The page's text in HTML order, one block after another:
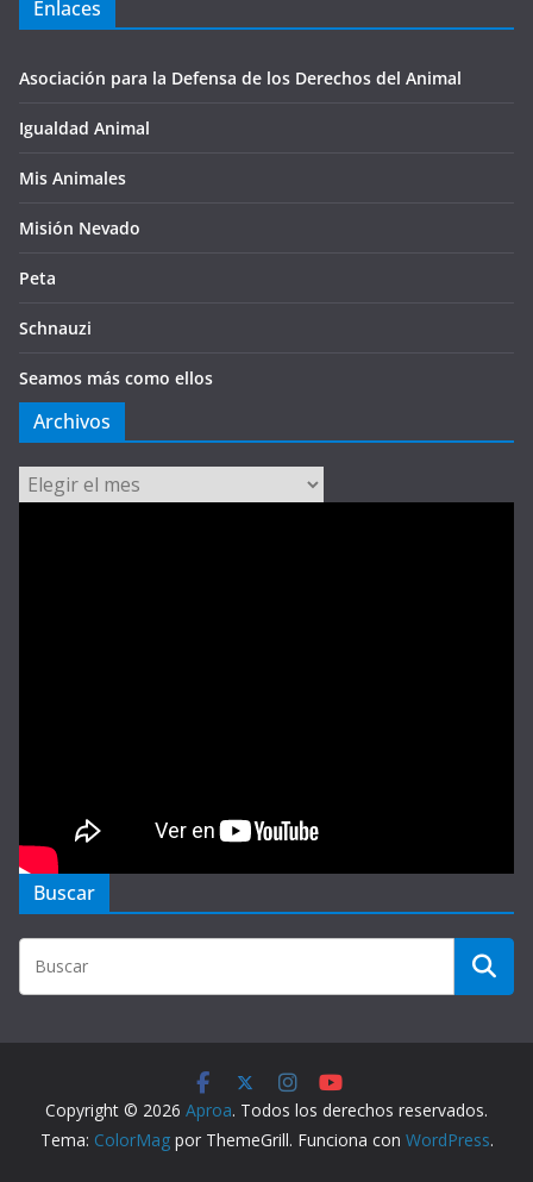
Enlaces
Asociación para la Defensa de los Derechos del Animal
Igualdad Animal
Mis Animales
Misión Nevado
Peta
Schnauzi
Seamos más como ellos
Archivos
Archivos
Buscar
Copyright © 2026 Aproa. Todos los derechos reservados.
Tema: ColorMagpor ThemeGrill. Funciona con WordPress.